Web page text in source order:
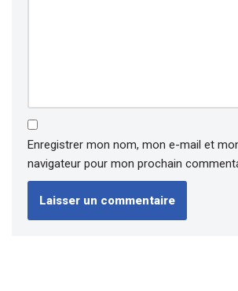
Enregistrer mon nom, mon e-mail et
navigateur pour mon prochain